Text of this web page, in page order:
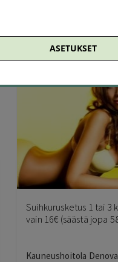
Suihkurusketus 1 tai 3
vain 16€ (säästä jopa
Kauneushoitola Denova
ASETUKSET